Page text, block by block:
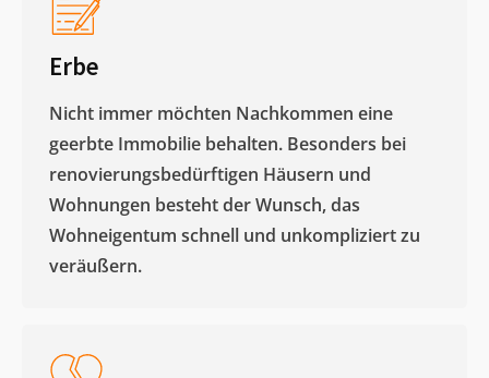
Erbe
Nicht immer möchten Nachkommen eine
geerbte Immobilie behalten. Besonders bei
renovierungsbedürftigen Häusern und
Wohnungen besteht der Wunsch, das
Wohneigentum schnell und unkompliziert zu
veräußern. ​